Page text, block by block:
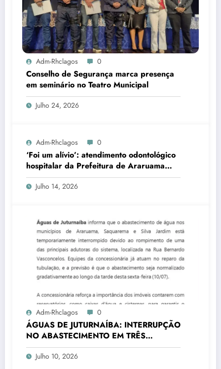
Adm-Rhclagos 0
Conselho de Segurança marca presença
em seminário no Teatro Municipal
Julho 24, 2026
Adm-Rhclagos 0
‘Foi um alívio’: atendimento odontológico
hospitalar da Prefeitura de Araruama
transforma rotina de famílias atípicas
Julho 14, 2026
Adm-Rhclagos 0
ÁGUAS DE JUTURNAÍBA: INTERRUPÇÃO
NO ABASTECIMENTO EM TRÊS
CIDADES
Julho 10, 2026